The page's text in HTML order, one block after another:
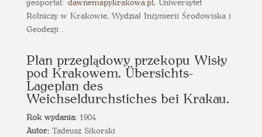
geoportal: dawnemapykrakowa.pl, Uniwersytet
Rolniczy w Krakowie, Wydział Inżynierii Środowiska i
Geodezji .
Plan przeglądowy przekopu Wisły
pod Krakowem. Übersichts-
Lageplan des
Weichseldurchstiches bei Krakau.
Rok wydania:1904
Autor:Tadeusz Sikorski